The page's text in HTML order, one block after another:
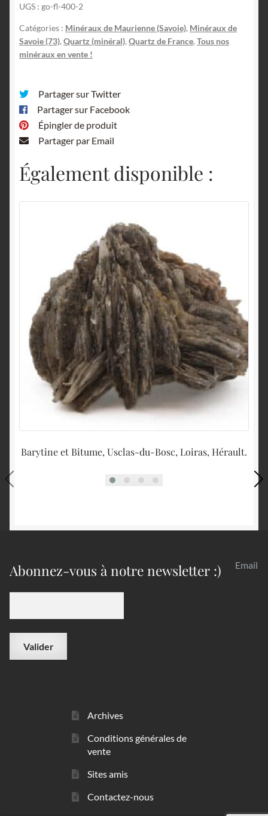
Grand
Châtelard,
Maurienne,
Savoie.
UGS : go-fl-400-2
Catégories : Minéraux de Maurienne (Savoie), Minéraux de
Savoie (73), Quartz (minéral), Quartz de France, Tous nos
minéraux en vente !
Partager sur Twitter
Partager sur Facebook
Épingler de produit
Partager par Email
Également disponible :
Barytine et Bitume, Usclas-du-Bosc, Loiras, Hérault.
Abonnez-vous à notre newsletter :) Email
Archives
Conditions générales de
vente
Sites amis
Contactez-nous